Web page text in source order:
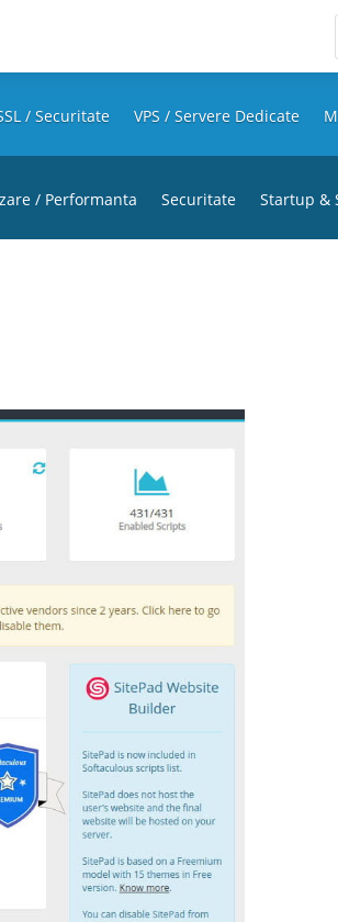
/ Securitate VPS / Servere Dedicate
/ Performanta Securitate Startup &